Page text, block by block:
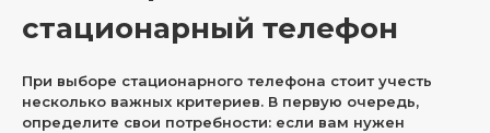
стационарный телефон
При выборе стационарного телефона стоит учесть
несколько важных критериев. В первую очередь,
определите свои потребности: если вам нужен